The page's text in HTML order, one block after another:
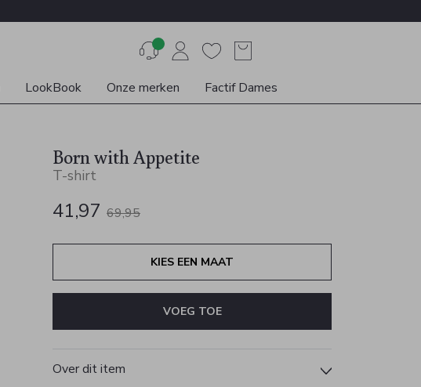
LookBook Onze merken Factif Dames
Born with Appetite
T-shirt
41,97 69,95
KIES EEN MAAT
VOEG TOE
Over dit item